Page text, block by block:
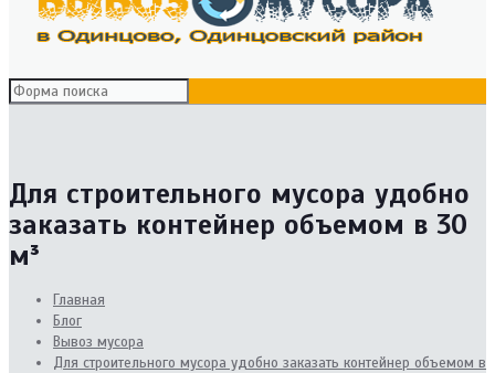
Для строительного мусора удобно
заказать контейнер объемом в 30
м³
Главная
Блог
Вывоз мусора
Для строительного мусора удобно заказать контейнер объемом в